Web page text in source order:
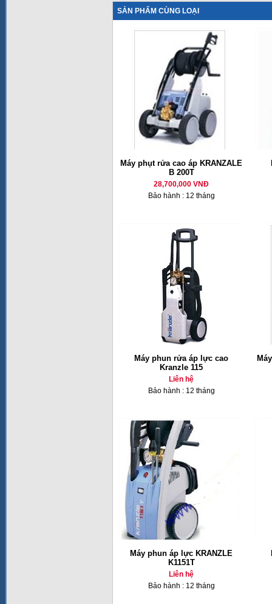
SẢN PHẨM CÙNG LOẠI
Máy phụt rửa cao áp KRANZALE
B 200T
28,700,000 VNĐ
Bảo hành : 12 tháng
Máy phun rửa áp lực cao
Kranzle 115
Liên hệ
Bảo hành : 12 tháng
Máy phun áp lực KRANZLE
K1151T
Liên hệ
Bảo hành : 12 tháng